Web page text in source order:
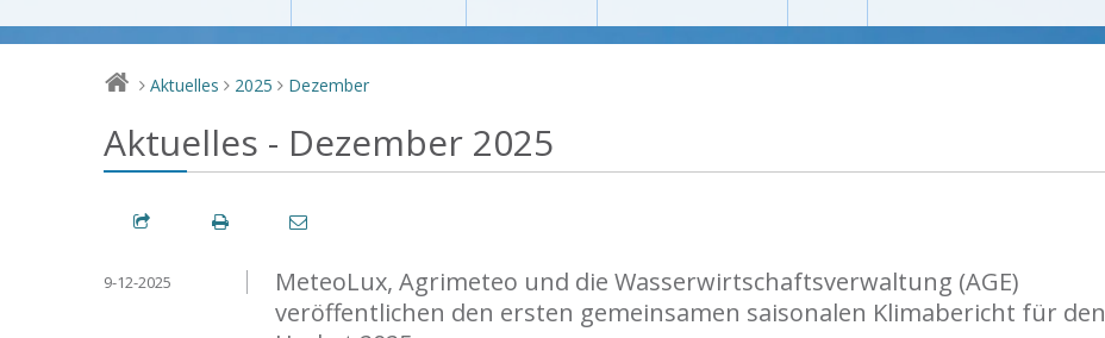
> Aktuelles > 2025 > Dezember
Aktuelles - Dezember 2025
MeteoLux, Agrimeteo und die Wasserwirtschaftsverwaltung (AGE)
veröffentlichen den ersten gemeinsamen saisonalen Klimabericht für den
9-12-2025